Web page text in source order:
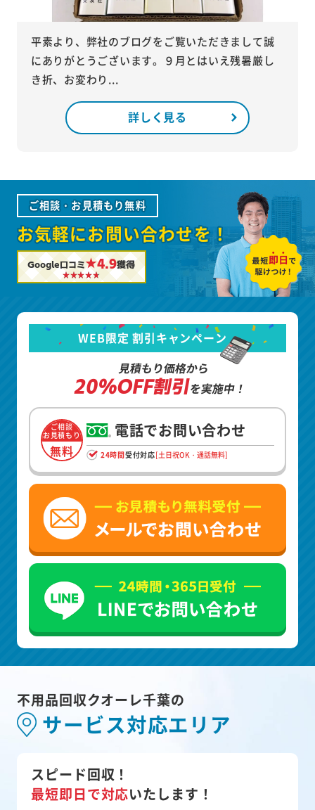
平素より、弊社のブログをご覧いただきまして誠
にありがとうございます。９月とはいえ残暑厳し
き折、お変わり...
詳しく見る
ご相談・お見積もり無料
お気軽にお問い合わせを！
Google口コミ★4.9獲得
WEB限定 割引キャンペーン
見積もり価格から
20%OFF割引を実施中！
ご相談
お見積もり
無料
電話でお問い合わせ
24時間受付対応[土日祝OK・通話無料]
不用品回収クオーレ千葉の
サービス対応エリア
スピード回収！
最短即日で対応いたします！